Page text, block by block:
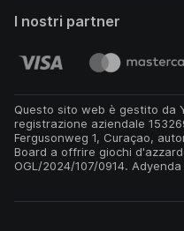
I nostri partner
Questo sito web è gestito da
registrazione aziendale
Fergusonweg 1, Curaçao,
Board a offrire giochi
OGL/2024/107/0914.